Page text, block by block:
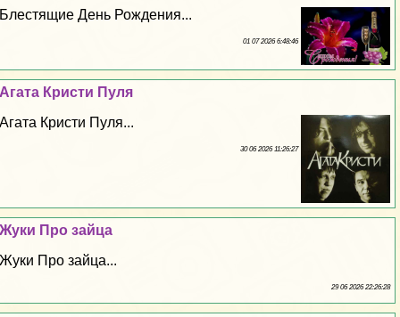
Блестящие День Рождения...
01 07 2026 6:48:46
Агата Кристи Пуля
Агата Кристи Пуля...
30 06 2026 11:26:27
Жуки Про зайца
Жуки Про зайца...
29 06 2026 22:26:28